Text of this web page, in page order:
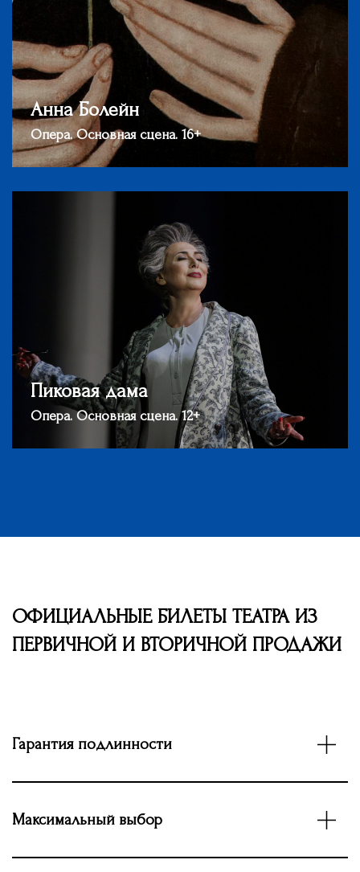
Анна Болейн
Опера. Основная сцена. 16+
Пиковая дама
Опера. Основная сцена. 12+
ОФИЦИАЛЬНЫЕ БИЛЕТЫ ТЕАТРА ИЗ
ПЕРВИЧНОЙ И ВТОРИЧНОЙ ПРОДАЖИ
Гарантия подлинности
Максимальный выбор